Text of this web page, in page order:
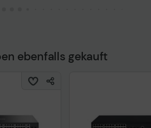
ebenfalls gekauft